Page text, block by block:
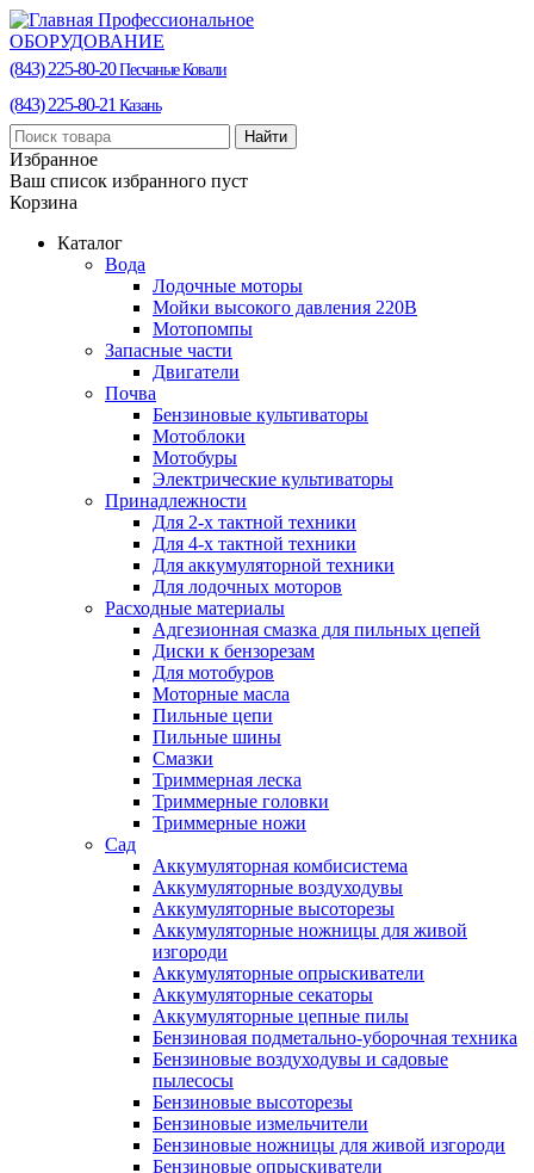
Профессиональное
ОБОРУДОВАНИЕ
(843) 225-80-20Песчаные Ковали
(843) 225-80-21 Казань
Найти
Избранное
Ваш список избранного пуст
Корзина
Каталог
Вода
Лодочные моторы
Мойки высокого давления 220В
Мотопомпы
Запасные части
Двигатели
Почва
Бензиновые культиваторы
Мотоблоки
Мотобуры
Электрические культиваторы
Принадлежности
Для 2-х тактной техники
Для 4-х тактной техники
Для аккумуляторной техники
Для лодочных моторов
Расходные материалы
Адгезионная смазка для пильных цепей
Диски к бензорезам
Для мотобуров
Моторные масла
Пильные цепи
Пильные шины
Смазки
Триммерная леска
Триммерные головки
Триммерные ножи
Сад
Аккумуляторная комбисистема
Аккумуляторные воздуходувы
Аккумуляторные высоторезы
Аккумуляторные ножницы для живой
изгороди
Аккумуляторные опрыскиватели
Аккумуляторные секаторы
Аккумуляторные цепные пилы
Бензиновая подметально-уборочная техника
Бензиновые воздуходувы и садовые
пылесосы
Бензиновые высоторезы
Бензиновые измельчители
Бензиновые ножницы для живой изгороди
Бензиновые опрыскиватели